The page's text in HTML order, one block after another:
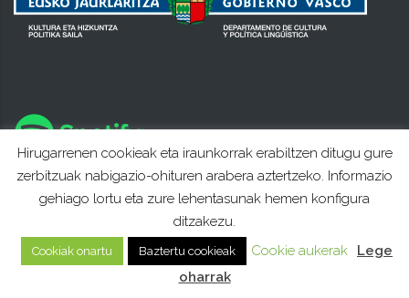
Hirugarrenen cookieak eta iraunkorrak erabiltzen ditugu gure
zerbitzuak nabigazio-ohituren arabera aztertzeko. Informazio
gehiago lortu eta zure lehentasunak hemen konfigura
ditzakezu.
Cookiak onartu Baztertu cookieak Cookie aukerak
Lege
oharrak